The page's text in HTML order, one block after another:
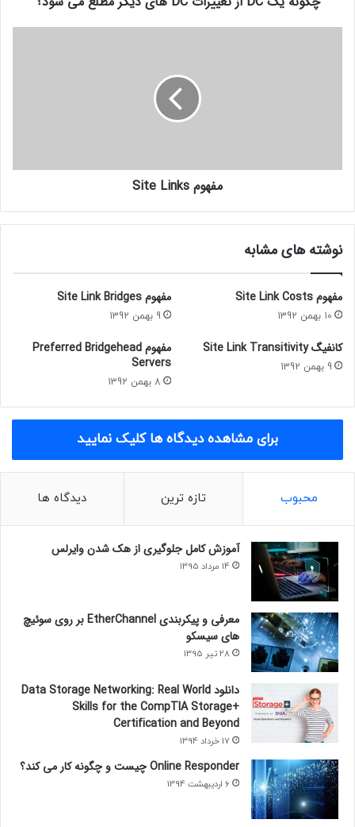
مفهوم Site Links
نوشته های مشابه
مفهوم Site Link Costs
10 بهمن 1392
مفهوم Site Link Bridges
9 بهمن 1392
کانفیگ Site Link Transitivity
9 بهمن 1392
مفهوم Preferred Bridgehead
Servers
8 بهمن 1392
برای مشاهده دیدگاه ها کلیک نمایید
محبوب تازه ترین دیدگاه ها
آموزش کامل جلوگیری از هک شدن وایرلس
14 مرداد 1395
معرفی و پیکربندی EtherChannel بر روی سوئیچ
های سیسکو
28 تیر 1395
دانلود Data Storage Networking: Real World
Skills for the CompTIA Storage+
Certification and Beyond
17 خرداد 1394
Online Responder چیست و چگونه کار می کند؟
6 اردیبهشت 1394